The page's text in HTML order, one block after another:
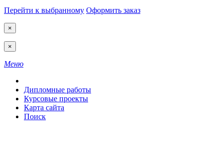
Перейти к выбранному Оформить заказ
×
×
Меню
Дипломные работы
Курсовые проекты
Карта сайта
Поиск